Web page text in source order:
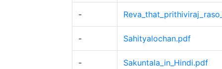
-
- Sahityalochan.pdf
- Sakuntala_in_Hindi.pdf